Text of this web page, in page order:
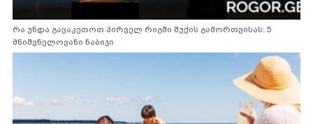
რა უნდა გავაკეთოთ პირველ რიგში შუქის გამორთვისას: 5
მნიშვნელოვანი ნაბიჯი